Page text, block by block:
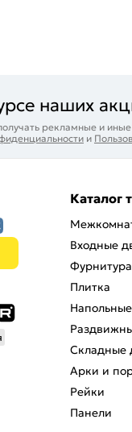
наших
рекламные и
и
Каталог
Входные
Фурнитура
Плитка
Складные
Арки и
Рейки
Панели